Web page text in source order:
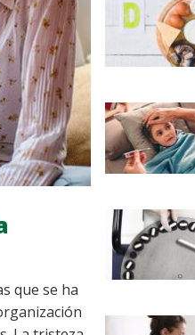
que se ha